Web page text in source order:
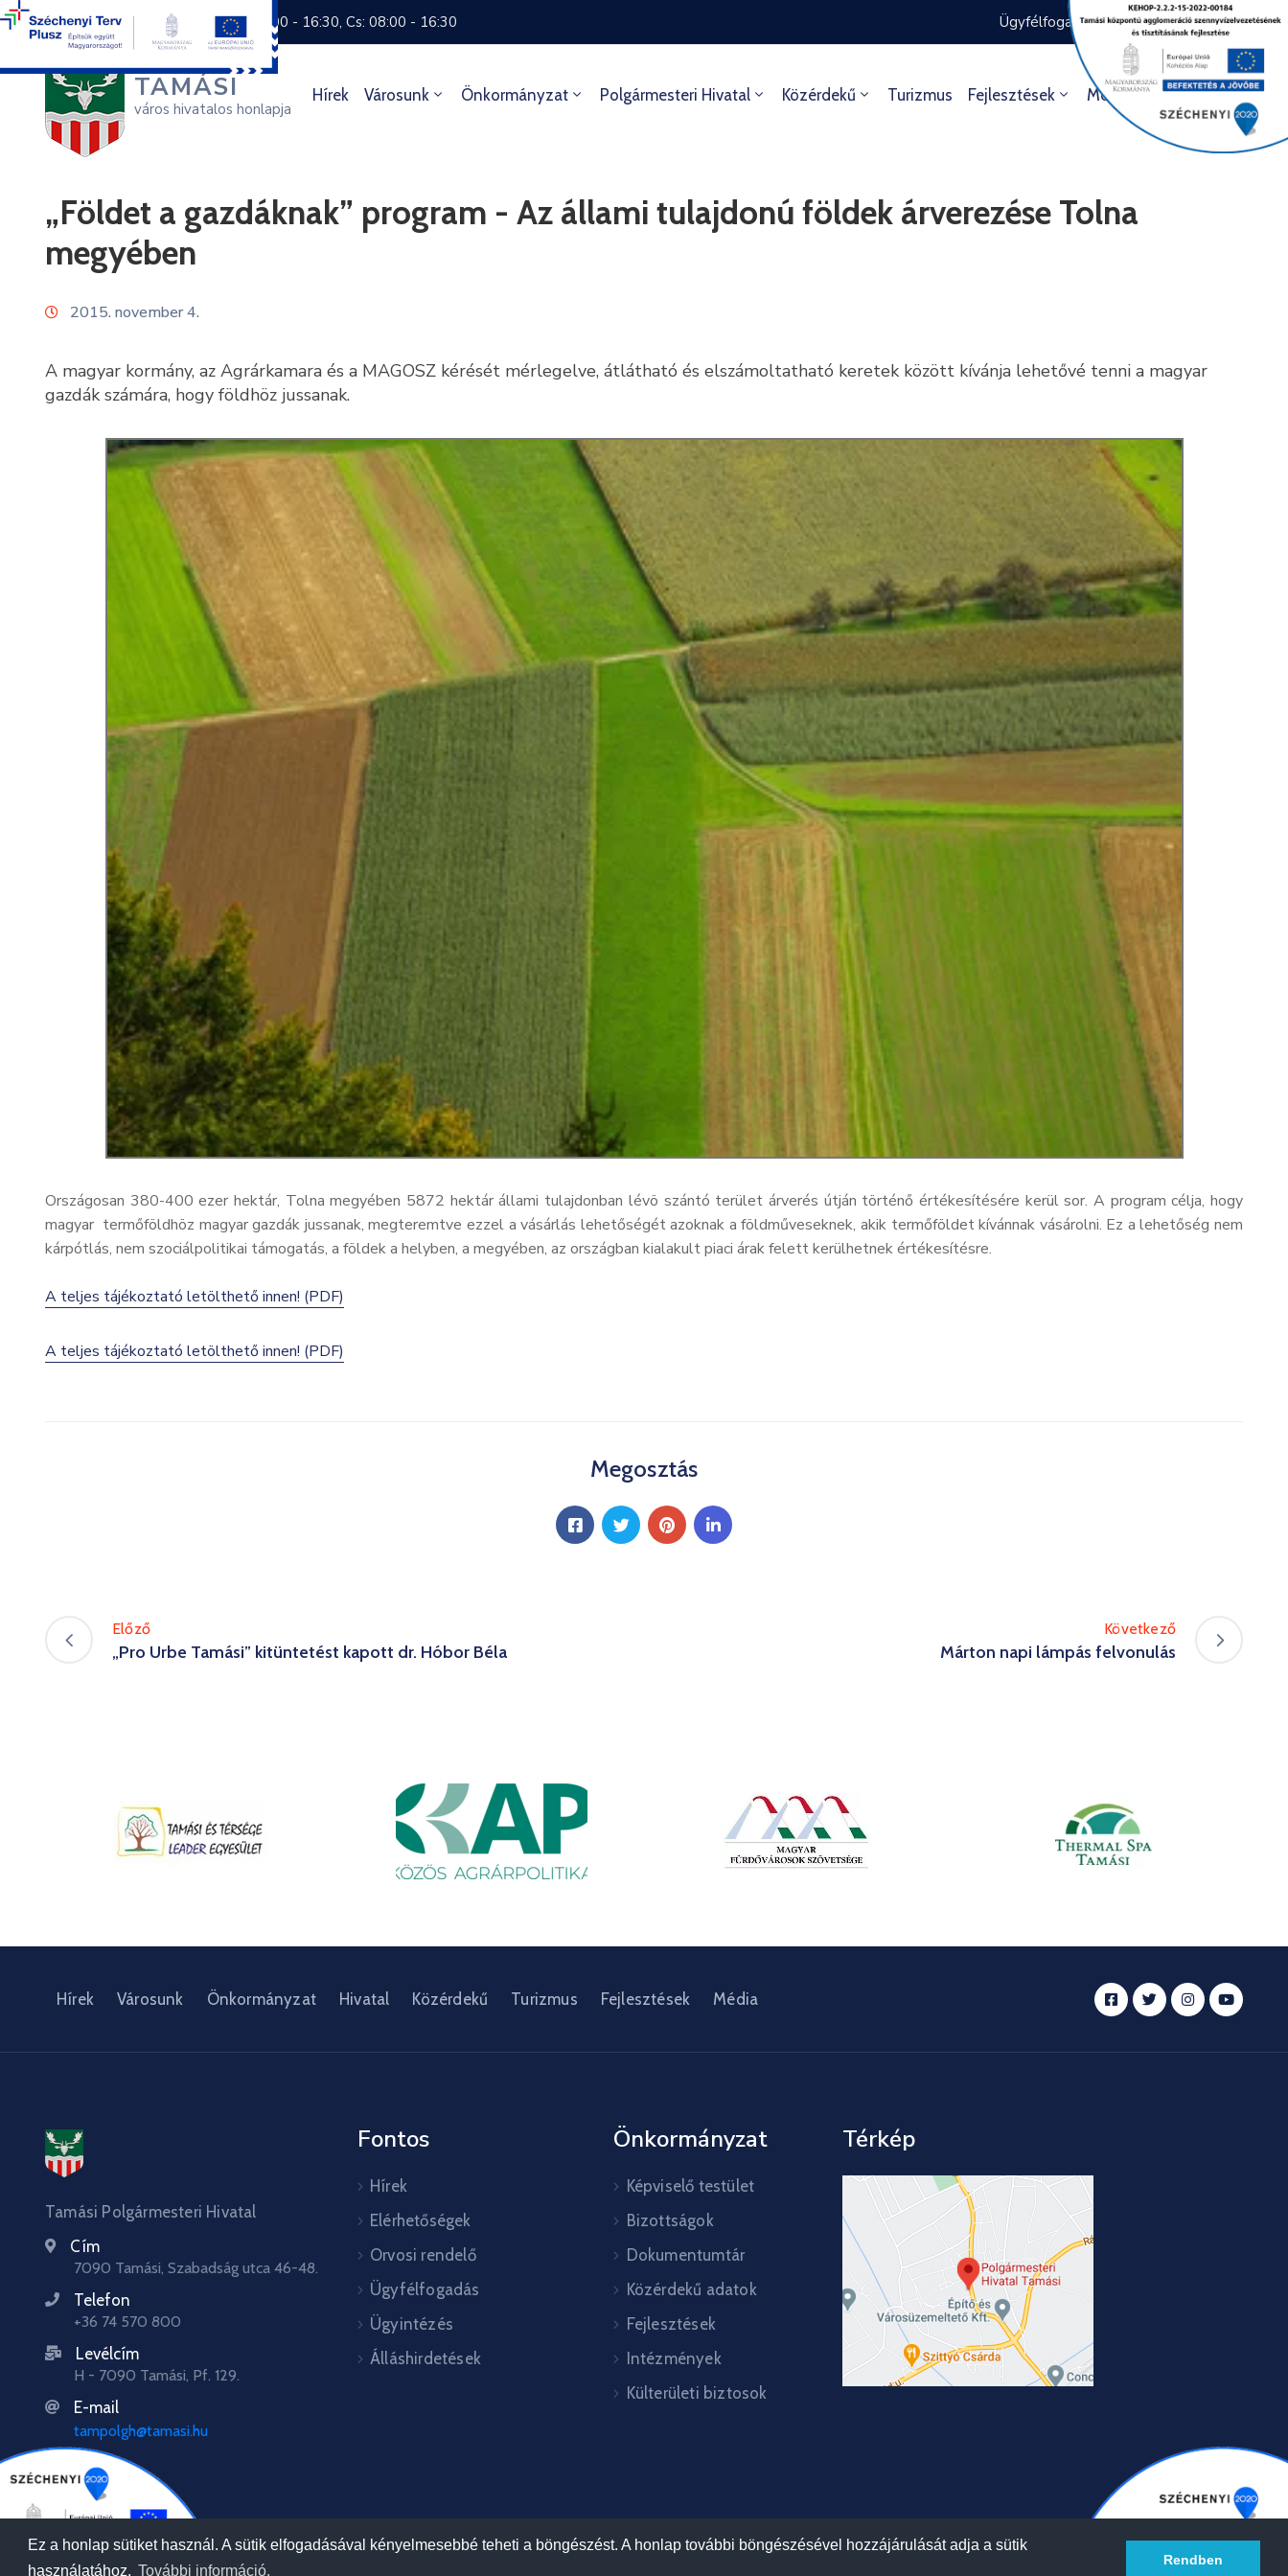
Ez a honlap sütiket használ. A sütik elfogadásával kényelmesebbé teheti a böngészést. A honlap további böngészésével hozzájárulását adja a sütik
használatához. További információ.
Rendben
+36 74 570 800 H: 8:00 - 16:30, Cs: 08:00 - 16:30 Ügyfélfogadás rendje Ügyintézés
TAMÁSI
város hivatalos honlapja
Hírek Városunk Önkormányzat Polgármesteri Hivatal Közérdekű Turizmus Fejlesztések Média Kultúra
„Földet a gazdáknak” program - Az állami tulajdonú földek árverezése Tolna
megyében
2015. november 4.
A magyar kormány, az Agrárkamara és a MAGOSZ kérését mérlegelve, átlátható és elszámoltatható keretek között kívánja lehetővé tenni a magyar
gazdák számára, hogy földhöz jussanak.
Országosan 380-400 ezer hektár, Tolna megyében 5872 hektár állami tulajdonban lévö szántó terület árverés útján történő értékesítésére kerül sor. A program célja, hogy
magyar termőföldhöz magyar gazdák jussanak, megteremtve ezzel a vásárlás lehetőségét azoknak a földműveseknek, akik termőföldet kívánnak vásárolni. Ez a lehetőség nem
kárpótlás, nem szociálpolitikai támogatás, a földek a helyben, a megyében, az országban kialakult piaci árak felett kerülhetnek értékesítésre.
A teljes tájékoztató letölthető innen! (PDF)
A teljes tájékoztató letölthető innen! (PDF)
Megosztás
Előző
„Pro Urbe Tamási” kitüntetést kapott dr. Hóbor Béla
Következő
Márton napi lámpás felvonulás
Hírek Városunk Önkormányzat Hivatal Közérdekű Turizmus Fejlesztések Média
Tamási Polgármesteri Hivatal
Cím
7090 Tamási, Szabadság utca 46-48.
Telefon
+36 74 570 800
Levélcím
H - 7090 Tamási, Pf. 129.
E-mail
tampolgh@tamasi.hu
Fontos
Hírek
Elérhetőségek
Orvosi rendelő
Ügyfélfogadás
Ügyintézés
Álláshirdetések
Önkormányzat
Képviselő testület
Bizottságok
Dokumentumtár
Közérdekű adatok
Fejlesztések
Intézmények
Külterületi biztosok
Térkép